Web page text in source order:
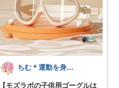
ちむ＊運動を身近に、ハッピーに＊
【モズラボの子供用ゴーグルは